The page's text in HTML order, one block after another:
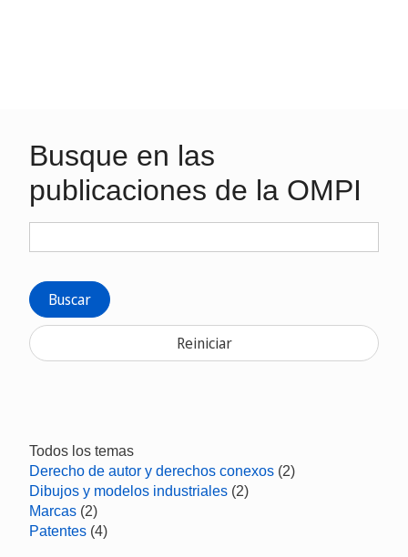
Busque en las
publicaciones de la OMPI
Buscar
Reiniciar
Todos los temas
Derecho de autor y derechos conexos (2)
Dibujos y modelos industriales (2)
Marcas (2)
Patentes (4)